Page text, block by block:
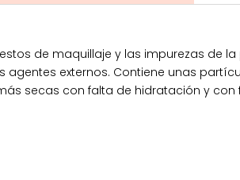
de maquillaje y las impurezas de
agentes externos. Contiene unas
secas con falta de hidratación y con